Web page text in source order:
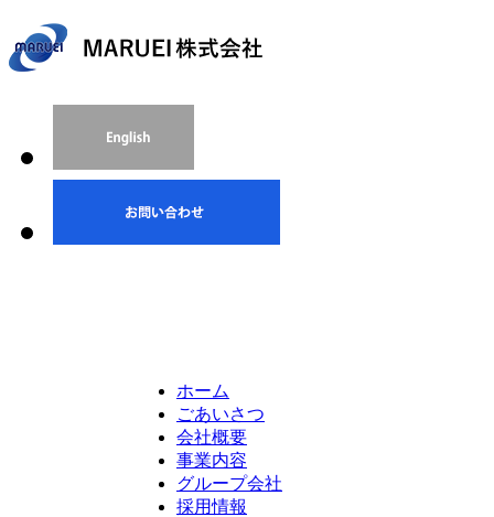
ホーム
ごあいさつ
会社概要
事業内容
グループ会社
採用情報